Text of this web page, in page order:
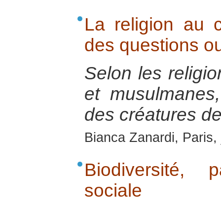
La religion au
des questions
Selon les
et
des créatures
Bianca Zanardi,
Biodiversité,
sociale